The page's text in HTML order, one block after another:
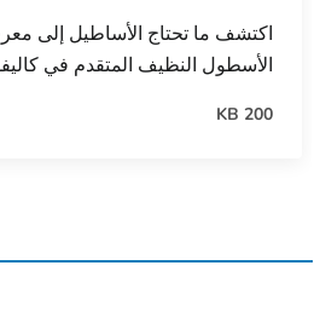
اكتشف ما تحتاج الأساطيل إلى
الأسطول النظيف المتقدم في
200 KB